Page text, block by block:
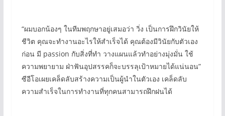
“ผมบอกน้องๆ ในทีมพฤกษาอยู่เสมอว่า วิ่ง เป็นการฝึกวินัยให้
ชีวิต คุณจะทำงานอะไรให้สำเร็จได้ คุณต้องมีวินัยกับตัวเอง
ก่อน มี passion กับสิ่งที่ทำ วางแผนแล้วทำอย่างมุ่งมั่น ใช้
ความพยายาม ฝ่าฟันอุปสรรคก็จะบรรลุเป้าหมายได้แน่นอน”
ซีอีโอเผยเคล็ดลับสร้างความเป็นผู้นำในตัวเอง เคล็ดลับ
ความสำเร็จในการทำงานที่ทุกคนสามารถฝึกฝนได้